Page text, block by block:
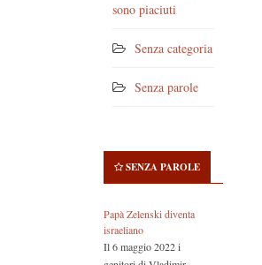
sono piaciuti
Senza categoria
Senza parole
SENZA PAROLE
Papà Zelenski diventa
israeliano
Il 6 maggio 2022 i